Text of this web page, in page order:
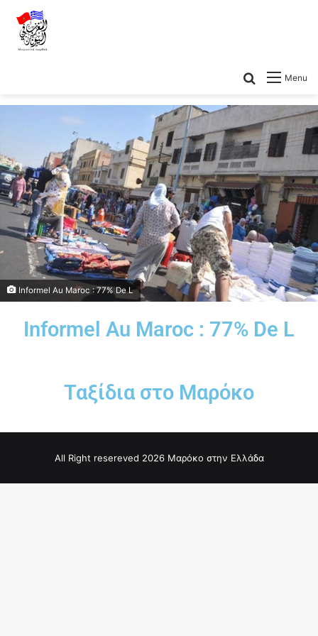
Menu
Informel Au Maroc : 77% De L
Informel Au Maroc : 77% De L
Ταξίδια στο Μαρόκο
All Right resereved 2026 Μαρόκο στην Ελλάδα